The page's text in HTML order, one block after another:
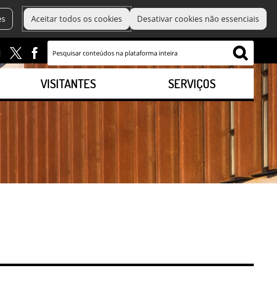
Aceitar todos os cookies Desativar cookies não essenciais
VISITANTES SERVIÇOS